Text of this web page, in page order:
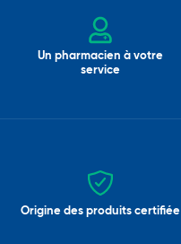
Un pharmacien à votre
service
Origine des produits certifiée